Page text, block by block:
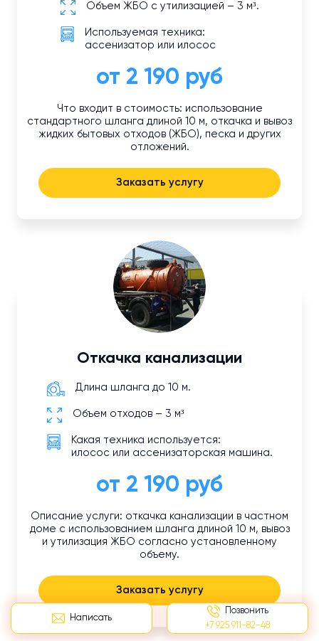
Написать
Позвонить
+7 925 911-82-48
Объем ЖБО с утилизацией – 3 м³.
Используемая техника:
ассенизатор или илосос
от 2 190 руб
Что входит в стоимость: использование
стандартного шланга длиной 10 м, откачка и вывоз
жидких бытовых отходов (ЖБО), песка и других
отложений.
Заказать услугу
Откачка канализации
Длина шланга до 10 м.
Объем отходов – 3 м³
Какая техника используется:
илосос или ассенизаторская машина.
от 2 190 руб
Описание услуги: откачка канализации в частном
доме с использованием шланга длиной 10 м, вывоз
и утилизация ЖБО согласно установленному
объему.
Заказать услугу